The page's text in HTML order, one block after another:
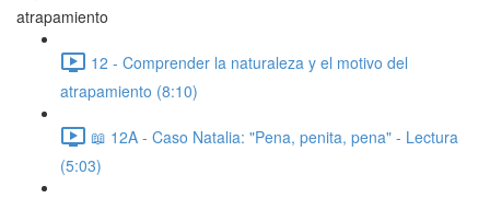
atrapamiento
12 - Comprender la naturaleza y el motivo del
atrapamiento (8:10)
📖 12A - Caso Natalia: "Pena, penita, pena" - Lectura
(5:03)